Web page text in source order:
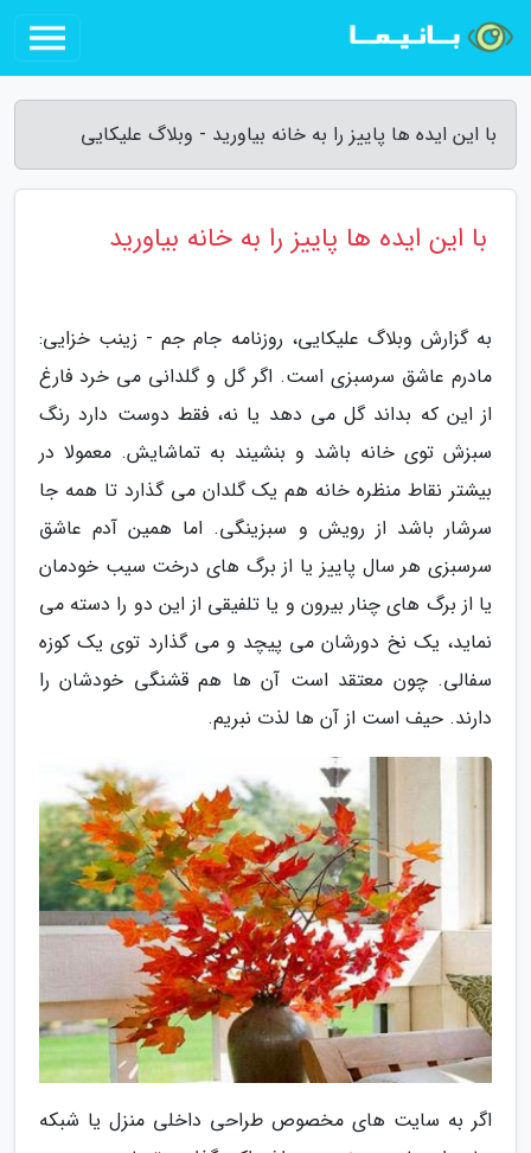
با این ایده ها پاییز را به خانه بیاورید - وبلاگ علیکایی
با این ایده ها پاییز را به خانه بیاورید
به گزارش وبلاگ علیکایی، روزنامه جام جم - زینب خزایی:
مادرم عاشق سرسبزی است. اگر گل و گلدانی می خرد فارغ
از این که بداند گل می دهد یا نه، فقط دوست دارد رنگ
سبزش توی خانه باشد و بنشیند به تماشایش. معمولا در
بیشتر نقاط منظره خانه هم یک گلدان می گذارد تا همه جا
سرشار باشد از رویش و سبزینگی. اما همین آدم عاشق
سرسبزی هر سال پاییز یا از برگ های درخت سیب خودمان
یا از برگ های چنار بیرون و یا تلفیقی از این دو را دسته می
نماید، یک نخ دورشان می پیچد و می گذارد توی یک کوزه
سفالی. چون معتقد است آن ها هم قشنگی خودشان را
دارند. حیف است از آن ها لذت نبریم.
اگر به سایت های مخصوص طراحی داخلی منزل یا شبکه